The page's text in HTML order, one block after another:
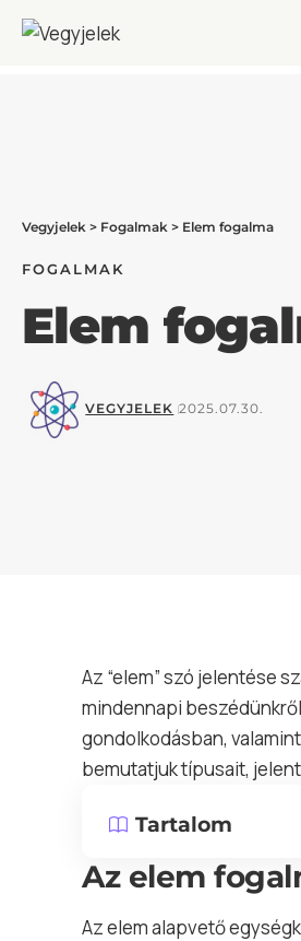
Vegyjelek > Fogalmak > Elem fogalma
FOGALMAK
Elem
VEGYJELEK 2025.07.30.
Az “elem” szó jelentése
mindennapi
gondolkodásban,
bemutatjuk típusait,
Tartalom
Az elem
Az elem alapvető